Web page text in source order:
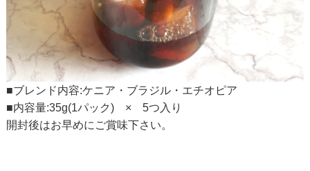
■ブレンド内容:ケニア・ブラジル・エチオピア
■内容量:35g(1パック) × 5つ入り
開封後はお早めにご賞味下さい。